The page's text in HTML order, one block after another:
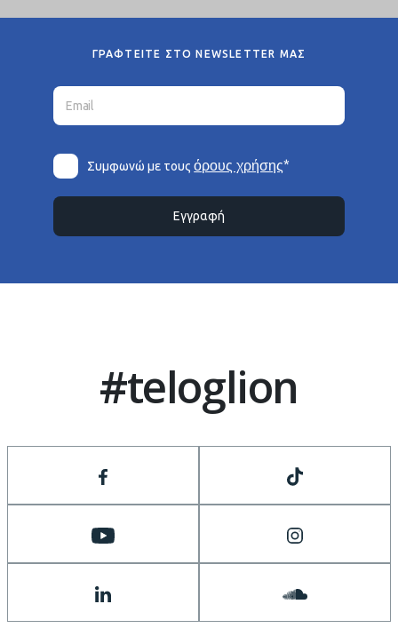
ΓΡΑΦΤΕΙΤΕ ΣΤΟ NEWSLETTER ΜΑΣ
Συμφωνώ με τουςόρους χρήσης*
Εγγραφή
#teloglion